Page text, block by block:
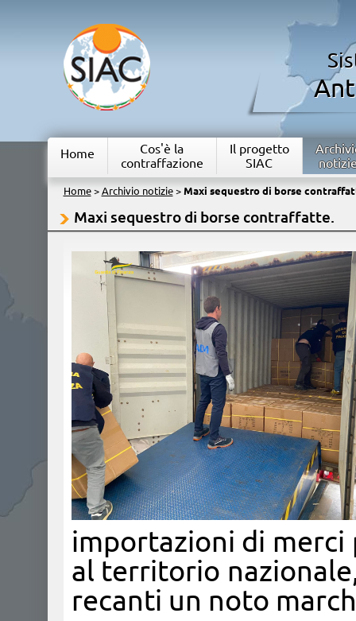
Home
Cos'è la
contraffazione
Il progetto
SIAC
Home> Archivio notizie> Maxi sequestro di borse
Maxi sequestro di borse contraffatte.
importazioni di merci
al territorio
recanti un noto